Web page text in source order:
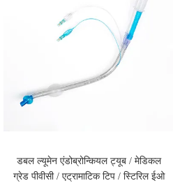
डबल ल्यूमेन एंडोब्रोन्कियल ट्यूब / मेडिकल
ग्रेड पीवीसी / एट्रामाटिक टिप / स्टिरिल ईओ